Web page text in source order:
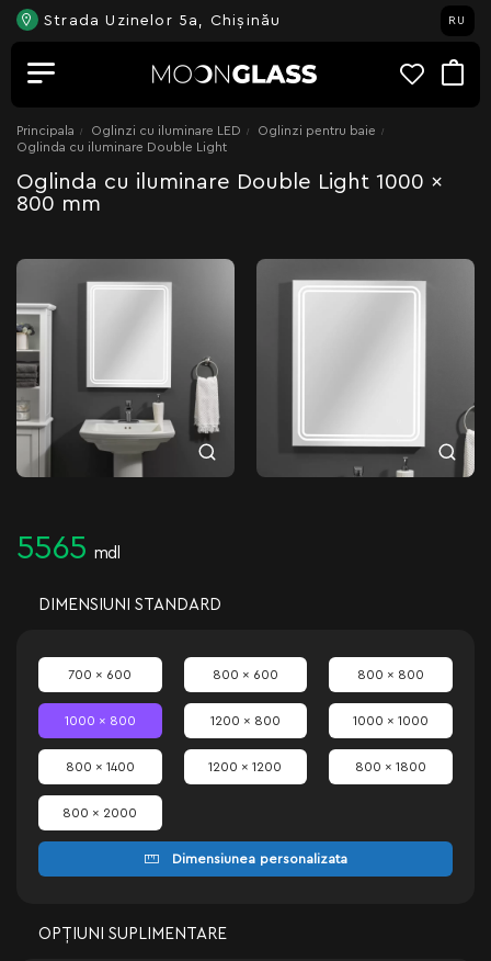
Strada Uzinelor 5a, Chișinău RU
Principala Oglinzi cu iluminare LED
Oglinzi pentru baie
Oglinda cu iluminare Double Light
Oglinda cu iluminare Double Light 1000 x
800 mm
5565 mdl
DIMENSIUNI STANDARD
700 x 600 800 x 600 800 x 800
1000 x 800 1200 x 800 1000 x 1000
800 x 1400 1200 x 1200 800 x 1800
800 x 2000
Dimensiunea personalizata
OPȚIUNI SUPLIMENTARE